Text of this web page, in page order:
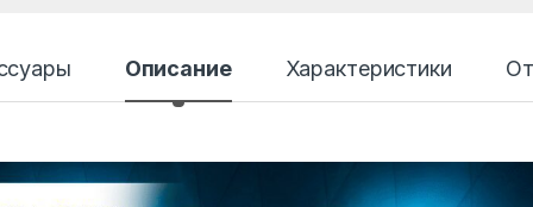
Описание Характеристики